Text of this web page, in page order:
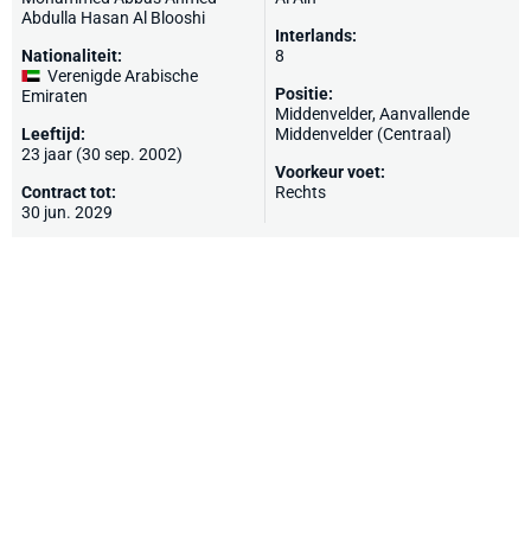
Abdulla Hasan Al Blooshi
Nationaliteit:
Verenigde Arabische
Emiraten
Leeftijd:
23 jaar (30 sep. 2002)
Contract tot:
30 jun. 2029
Interlands:
8
Positie:
Middenvelder, Aanvallende
Middenvelder (Centraal)
Voorkeur voet:
Rechts